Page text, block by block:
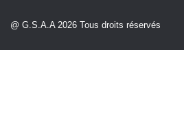
@ G.S.A.A 2026 Tous droits réservés